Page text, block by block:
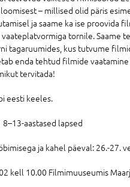
– millised olid päris
ja saame ka ise proovida
tornile. Saame
tagaruumides, kus tutvume
enda tehtud filmide
tervitada!
eesti keeles.
aastased lapsed
ja kahel päeval: 26.-27.
kell 10.00 Filmimuuseumis